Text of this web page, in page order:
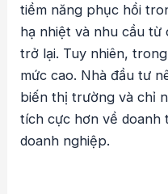
tiềm năng phục hồi
hạ nhiệt và nhu cầu từ
trở lại. Tuy nhiên,
mức cao. Nhà đầu tư
biến thị trường và chỉ
tích cực hơn về doanh
doanh nghiệp.